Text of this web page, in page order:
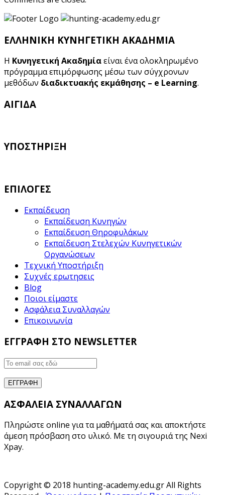
ΕΛΛΗΝΙΚΗ ΚΥΝΗΓΕΤΙΚΗ ΑΚΑΔΗΜΙΑ
Η Κυνηγετική Ακαδημίαείναι ένα ολοκληρωμένο
πρόγραμμα επιμόρφωσης μέσω των σύγχρονων
μεθόδων διαδικτυακής εκμάθησης – e Learning.
ΑΙΓΙΔΑ
ΥΠΟΣΤΗΡΙΞΗ
ΕΠΙΛΟΓΕΣ
Εκπαίδευση
Εκπαίδευση Κυνηγών
Εκπαίδευση Θηροφυλάκων
Εκπαίδευση Στελεχών Κυνηγετικών
Οργανώσεων
Τεχνική Υποστήριξη
Συχνές ερωτησεις
Blog
Ποιοι είμαστε
Ασφάλεια Συναλλαγών
Επικοινωνία
ΕΓΓΡΑΦΗ ΣΤΟ NEWSLETTER
ΑΣΦΑΛΕΙΑ ΣΥΝΑΛΛΑΓΩΝ
Πληρώστε online για τα μαθήματά σας και αποκτήστε
άμεση πρόσβαση στο υλικό. Με τη σιγουριά της Nexi
Xpay.
Copyright © 2018 hunting-academy.edu.gr All Rights